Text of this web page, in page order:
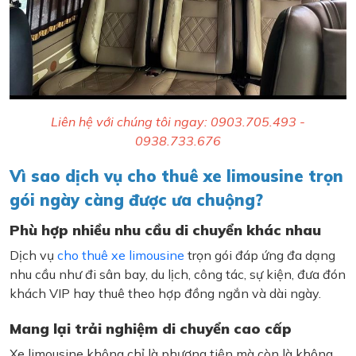
Liên hệ với chúng tôi ngay: 0903.705.493 -
0938.733.676
Vì sao dịch vụ cho thuê xe limousine trọn
gói ngày càng được ưa chuộng?
Phù hợp nhiều nhu cầu di chuyển khác nhau
Dịch vụ cho thuê xe limousine trọn gói đáp ứng đa dạng
nhu cầu như đi sân bay, du lịch, công tác, sự kiện, đưa đón
khách VIP hay thuê theo hợp đồng ngắn và dài ngày.
Mang lại trải nghiệm di chuyển cao cấp